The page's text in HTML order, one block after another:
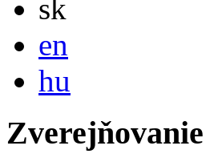
sk
en
hu
Zverejňovanie